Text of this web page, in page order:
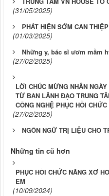
(31/05/2025)
PHÁT HIỆN SỚM CAN
(01/03/2025)
Những y, bác sĩ ươm mầm
(27/02/2025)
LỜI CHÚC MỪNG NHÂN
TỪ BAN LÃNH ĐẠO TRUNG
CÔNG NGHỆ PHỤC HỒI
(27/02/2025)
NGÔN NGỮ TRỊ LIỆU CHO
Những tin cũ hơn
PHỤC HỒI CHỨC NĂNG XƠ
EM
(10/09/2024)